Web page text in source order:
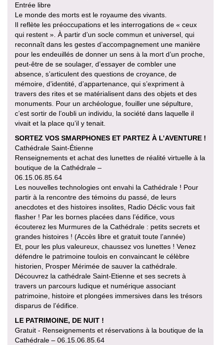
Entrée libre
Le monde des morts est le royaume des vivants.
Il reflète les préoccupations et les interrogations de « ceux
qui restent ». À partir d’un socle commun et universel, qui
reconnaît dans les gestes d’accompagnement une manière
pour les endeuillés de donner un sens à la mort d’un proche,
peut-être de se soulager, d’essayer de combler une
absence, s’articulent des questions de croyance, de
mémoire, d’identité, d’appartenance, qui s’expriment à
travers des rites et se matérialisent dans des objets et des
monuments. Pour un archéologue, fouiller une sépulture,
c’est sortir de l’oubli un individu, la société dans laquelle il
vivait et la place qu’il y tenait.
SORTEZ VOS SMARPHONES ET PARTEZ À L’AVENTURE !
Cathédrale Saint-Étienne
Renseignements et achat des lunettes de réalité virtuelle à la
boutique de la Cathédrale –
06.15.06.85.64
Les nouvelles technologies ont envahi la Cathédrale ! Pour
partir à la rencontre des témoins du passé, de leurs
anecdotes et des histoires insolites, Radio Déclic vous fait
flasher ! Par les bornes placées dans l’édifice, vous
écouterez les Murmures de la Cathédrale : petits secrets et
grandes histoires ! (Accès libre et gratuit toute l’année)
Et, pour les plus valeureux, chaussez vos lunettes ! Venez
défendre le patrimoine toulois en convaincant le célèbre
historien, Prosper Mérimée de sauver la cathédrale.
Découvrez la cathédrale Saint-Etienne et ses secrets à
travers un parcours ludique et numérique associant
patrimoine, histoire et plongées immersives dans les trésors
disparus de l’édifice.
LE PATRIMOINE, DE NUIT !
Gratuit - Renseignements et réservations à la boutique de la
Cathédrale – 06.15.06.85.64